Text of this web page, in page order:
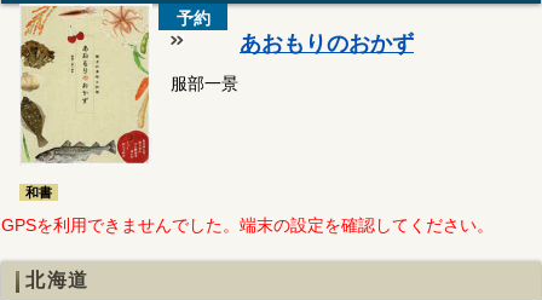
和書
予約
あおもりのおかず
服部一景
GPSを利用できませんでした。端末の設定を確認してください。
北海道